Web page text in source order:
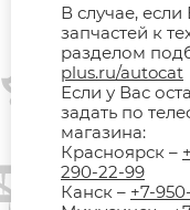
В случае,
запчастей к
разделом
plus.ru/autocat
Если у Вас
задать по
магазина:
Красноярск –
290-22-99
Канск – +7-